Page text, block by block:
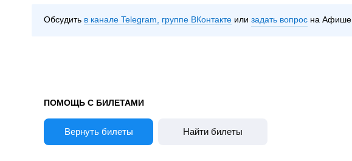
Обсудить в канале Telegram группе ВКонтакте задать вопрос на Афише
ПОМОЩЬ С БИЛЕТАМИ
Вернуть билеты Найти билеты